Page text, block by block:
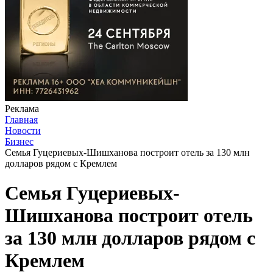
Реклама
Главная
Новости
Бизнес
Семья Гуцериевых-Шишханова построит отель за 130 млн
долларов рядом с Кремлем
Семья Гуцериевых-
Шишханова построит отель
за 130 млн долларов рядом с
Кремлем